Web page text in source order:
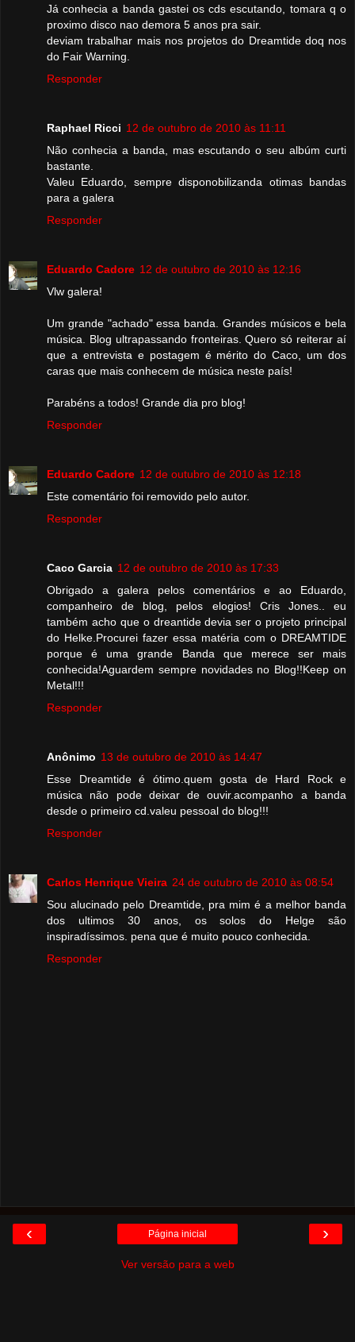
Já conhecia a banda gastei os cds escutando, tomara q o
proximo disco nao demora 5 anos pra sair.
deviam trabalhar mais nos projetos do Dreamtide doq nos
do Fair Warning.
Responder
Raphael Ricci 12 de outubro de 2010 às 11:11
Não conhecia a banda, mas escutando o seu albúm curti
bastante.
Valeu Eduardo, sempre disponobilizanda otimas bandas
para a galera
Responder
Eduardo Cadore 12 de outubro de 2010 às 12:16
Vlw galera!
Um grande "achado" essa banda. Grandes músicos e bela
música. Blog ultrapassando fronteiras. Quero só reiterar aí
que a entrevista e postagem é mérito do Caco, um dos
caras que mais conhecem de música neste país!
Parabéns a todos! Grande dia pro blog!
Responder
Eduardo Cadore 12 de outubro de 2010 às 12:18
Este comentário foi removido pelo autor.
Responder
Caco Garcia 12 de outubro de 2010 às 17:33
Obrigado a galera pelos comentários e ao Eduardo,
companheiro de blog, pelos elogios! Cris Jones.. eu
também acho que o dreantide devia ser o projeto principal
do Helke.Procurei fazer essa matéria com o DREAMTIDE
porque é uma grande Banda que merece ser mais
conhecida!Aguardem sempre novidades no Blog!!Keep on
Metal!!!
Responder
Anônimo 13 de outubro de 2010 às 14:47
Esse Dreamtide é ótimo.quem gosta de Hard Rock e
música não pode deixar de ouvir.acompanho a banda
desde o primeiro cd.valeu pessoal do blog!!!
Responder
Carlos Henrique Vieira 24 de outubro de 2010 às 08:54
Sou alucinado pelo Dreamtide, pra mim é a melhor banda
dos ultimos 30 anos, os solos do Helge são
inspiradíssimos. pena que é muito pouco conhecida.
Responder
‹ ›
Página inicial
Ver versão para a web